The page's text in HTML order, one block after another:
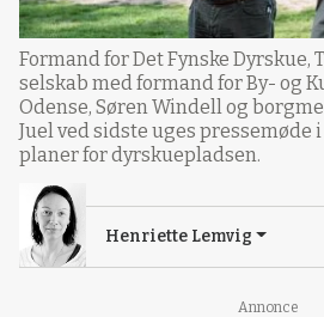
Annonce
Formand for Det Fynske Dyrskue,
selskab med formand for By- og
Odense, Søren Windell og
Juel ved sidste uges pressemøde
planer for dyrskuepladsen.
Henriette Lemvig